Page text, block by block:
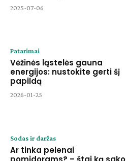
2025-07-06
Patarimai
Vėžinės ląstelės gauna
energijos: nustokite gerti šį
papildą
2026-01-25
Sodas ir daržas
Ar tinka pelenai